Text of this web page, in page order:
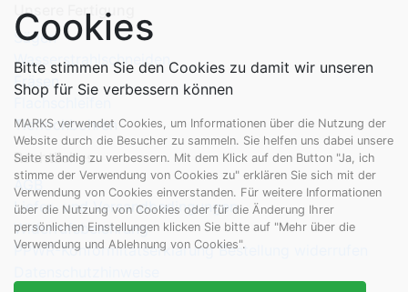
Unsere Fertigung
Sägen
Wasserstrahlschneiden
Fräsen
Flachschleifen
Tieflochbohren
Rechtliches
AGB
Liefer- und Versandbedingungen
Widerrufsbelehrung
PPWR-Konformitätserklärung Bestellung widerrufen
Cookies
Bitte stimmen Sie den Cookies zu damit wir unseren
Shop für Sie verbessern können
MARKS verwendet Cookies, um Informationen über die Nutzung der
Website durch die Besucher zu sammeln. Sie helfen uns dabei unsere
Seite ständig zu verbessern. Mit dem Klick auf den Button "Ja, ich
stimme der Verwendung von Cookies zu" erklären Sie sich mit der
Verwendung von Cookies einverstanden. Für weitere Informationen
über die Nutzung von Cookies oder für die Änderung Ihrer
persönlichen Einstellungen klicken Sie bitte auf "Mehr über die
Verwendung und Ablehnung von Cookies".